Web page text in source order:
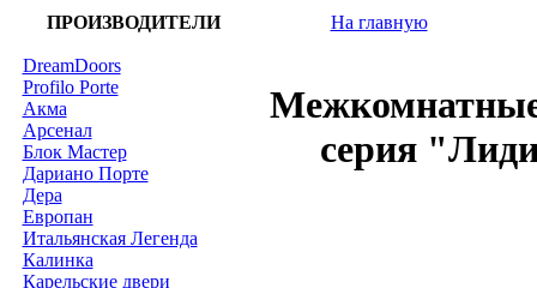
ПРОИЗВОДИТЕЛИ
DreamDoors
Profilo Porte
Акма
Арсенал
Блок Мастер
Дариано Порте
Дера
Европан
Итальянская Легенда
Калинка
Карельские двери
На главную
серия